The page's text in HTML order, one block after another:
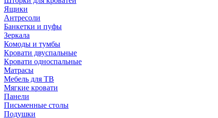
Ящики
Антресоли
Банкетки и пуфы
Зеркала
Комоды и тумбы
Кровати двуспальные
Кровати односпальные
Матрасы
Мебель для ТВ
Мягкие кровати
Панели
Письменные столы
Подушки